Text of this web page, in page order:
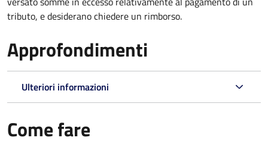
tributo, e desiderano chiedere un rimborso.
Approfondimenti
Ulteriori informazioni
Come fare